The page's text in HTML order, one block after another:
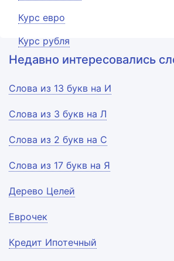
Курс евро
Курс рубля
Недавно интересовались
Слова из 13 букв на И
Слова из 3 букв на Л
Слова из 2 букв на С
Слова из 17 букв на Я
Дерево Целей
Еврочек
Кредит Ипотечный